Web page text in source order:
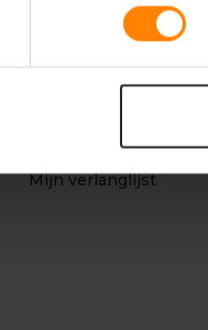
Mijn account
Mijn bestellingen
Mijn verlanglijst